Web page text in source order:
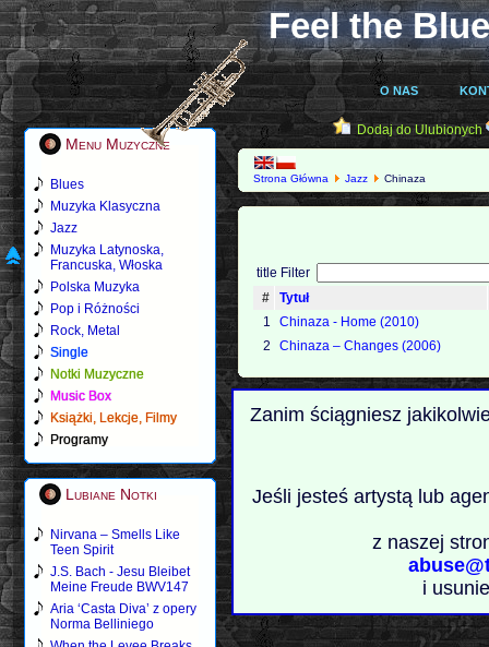
Feel the
O NAS
Menu Muzyczne
Blues
Muzyka Klasyczna
Jazz
Muzyka Latynoska,
Francuska, Włoska
Polska Muzyka
Pop i Różności
Rock, Metal
Single
Notki Muzyczne
Music Box
Książki, Lekcje, Filmy
Programy
Lubiane Notki
Nirvana – Smells Like
Teen Spirit
J.S. Bach - Jesu Bleibet
Meine Freude BWV147
Aria ‘Casta Diva’ z opery
Norma Belliniego
Dodaj do Ulubionych
Strona Główna Jazz Chinaza
title Filter
#
Tytuł
1
Chinaza - Home (2010)
2
Chinaza – Changes (2006)
Zanim ściągniesz
Jeśli jesteś artystą lub
z naszej
i